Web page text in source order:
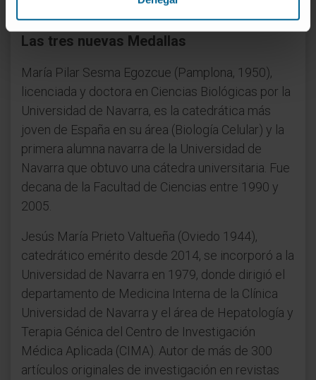
enfermería y el personal auxiliar.
Las tres nuevas Medallas
María Pilar Sesma Egozcue (Pamplona, 1950),
licenciada y doctora en Ciencias Biológicas por la
Universidad de Navarra, es la catedrática más
joven de España en su área (Biología Celular) y la
primera alumna navarra de la Universidad de
Navarra que obtuvo una cátedra universitaria. Fue
decana de la Facultad de Ciencias entre 1990 y
2005.
Jesús María Prieto Valtueña (Oviedo 1944),
catedrático emérito desde 2014, se incorporó a la
Universidad de Navarra en 1979, donde dirigió el
departamento de Medicina Interna de la Clínica
Universidad de Navarra y el área de Hepatología y
Terapia Génica del Centro de Investigación
Médica Aplicada (CIMA). Autor de más de 300
artículos originales de investigación en revistas